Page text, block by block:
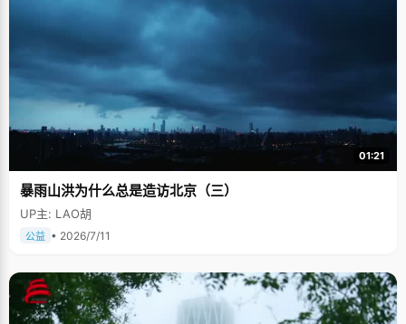
01:21
暴雨山洪为什么总是造访北京（三）
UP主: LAO胡
公益 • 2026/7/11